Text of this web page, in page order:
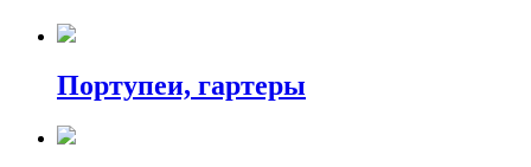
Портупеи, гартеры